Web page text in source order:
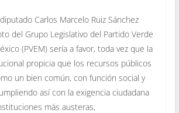
Carlos Marcelo Ruiz Sánchez
del Grupo Legislativo del Partido Verde
(PVEM) sería a favor, toda vez que la
propicia que los recursos públicos
un bien común, con función social y
así con la exigencia ciudadana
más austeras,